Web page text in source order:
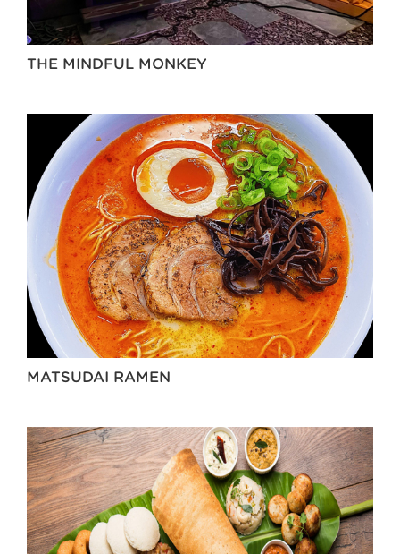
THE MINDFUL MONKEY
MATSUDAI RAMEN